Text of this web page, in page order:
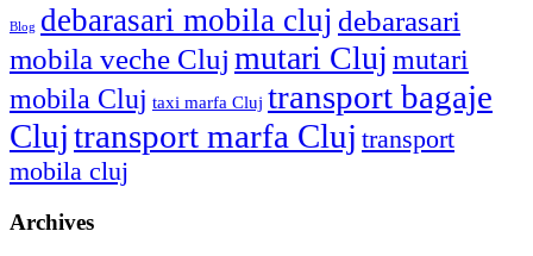
Blog debarasari mobila cluj debarasari
mobila veche Cluj mutari Cluj mutari
mobila Cluj taxi marfa Cluj transport bagaje
Clujtransport marfa Cluj transport
mobila cluj
Archives